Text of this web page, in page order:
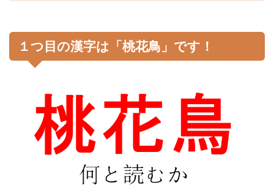
１つ目の漢字は「桃花鳥」です！